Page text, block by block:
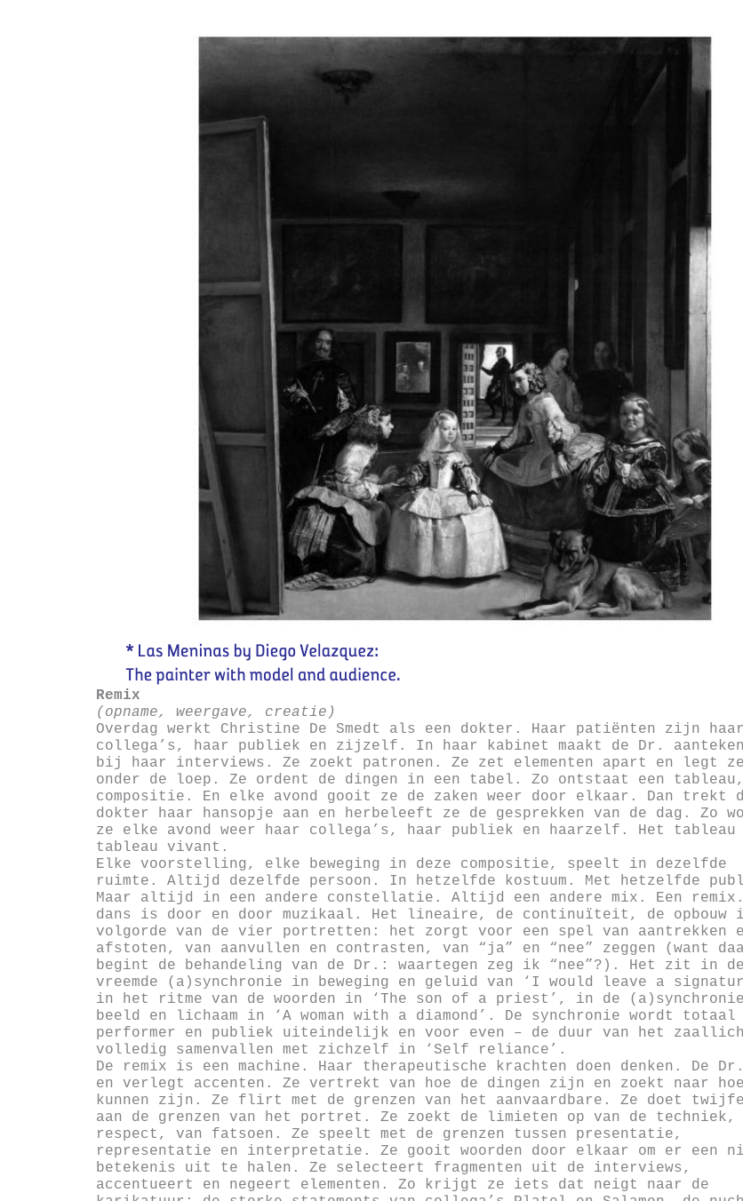
Remix
(opname, weergave, creatie)
Overdag werkt Christine De Smedt als een dokter. Haar patiënten zijn haar
collega’s, haar publiek en zijzelf. In haar kabinet maakt de Dr.
bij haar interviews. Ze zoekt patronen. Ze zet elementen apart en legt ze
onder de loep. Ze ordent de dingen in een tabel. Zo ontstaat een
compositie. En elke avond gooit ze de zaken weer door elkaar. Dan trekt
dokter haar hansopje aan en herbeleeft ze de gesprekken van de dag. Zo
ze elke avond weer haar collega’s, haar publiek en haarzelf. Het tableau
tableau vivant.
Elke voorstelling, elke beweging in deze compositie, speelt in dezelfde
ruimte. Altijd dezelfde persoon. In hetzelfde kostuum. Met hetzelfde
Maar altijd in een andere constellatie. Altijd een andere mix. Een remix.
dans is door en door muzikaal. Het lineaire, de continuïteit, de opbouw
volgorde van de vier portretten: het zorgt voor een spel van aantrekken
afstoten, van aanvullen en contrasten, van “ja” en “nee” zeggen (want
begint de behandeling van de Dr.: waartegen zeg ik “nee”?). Het zit in de
vreemde (a)synchronie in beweging en geluid van ‘I would leave a
in het ritme van de woorden in ‘The son of a priest’, in de
beeld en lichaam in ‘A woman with a diamond’. De synchronie wordt
performer en publiek uiteindelijk en voor even – de duur van het
volledig samenvallen met zichzelf in ‘Self reliance’.
De remix is een machine. Haar therapeutische krachten doen denken. De
en verlegt accenten. Ze vertrekt van hoe de dingen zijn en zoekt naar
kunnen zijn. Ze flirt met de grenzen van het aanvaardbare. Ze doet
aan de grenzen van het portret. Ze zoekt de limieten op van de techniek,
respect, van fatsoen. Ze speelt met de grenzen tussen presentatie,
representatie en interpretatie. Ze gooit woorden door elkaar om er een
betekenis uit te halen. Ze selecteert fragmenten uit de interviews,
accentueert en negeert elementen. Zo krijgt ze iets dat neigt naar de